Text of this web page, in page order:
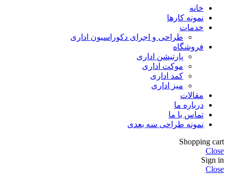
خانه
نمونه کارها
خدمات
طراحی و اجرای دکوراسیون اداری
فروشگاه
پارتیشن اداری
موکت اداری
کمد اداری
میز اداری
مقالات
درباره ما
تماس با ما
نمونه طراحی سه بعدی
Shopping cart
Close
Sign in
Close